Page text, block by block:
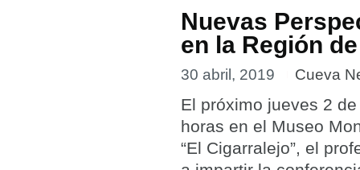
Nuevas
en la Región
30 abril, 2019 Cueva
El próximo jueves 2
horas en el Museo
“El Cigarralejo”, el